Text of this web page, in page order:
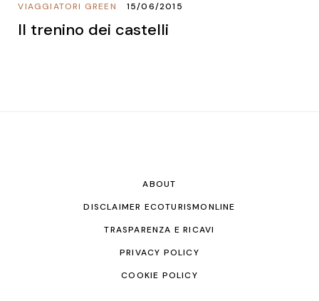
VIAGGIATORI GREEN 15/06/2015
Il trenino dei castelli
ABOUT
DISCLAIMER ECOTURISMONLINE
TRASPARENZA E RICAVI
PRIVACY POLICY
COOKIE POLICY